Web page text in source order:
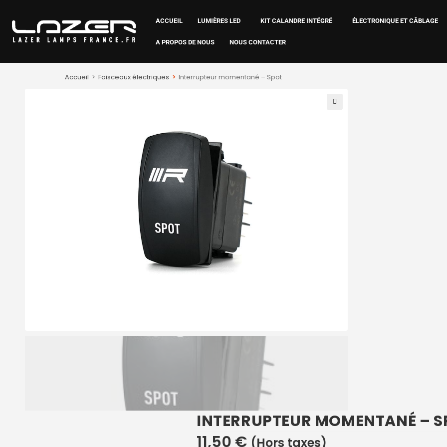
ACCUEIL LUMIÈRES LED KIT CALANDRE INTÉGRÉ ÉLECTRONIQUE ET CÂBLAGE
A PROPOS DE NOUS NOUS CONTACTER
Accueil > Faisceaux électriques > Interrupteur momentané – Spot
INTERRUPTEUR MOMENTANÉ –
11,50 € (Hors taxes)